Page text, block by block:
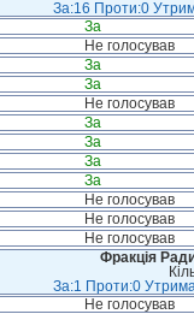
За:16 Проти:0
За
Не голосував
За
За
Не голосував
За
За
За
За
Не голосував
Не голосував
Не голосував
Фракція
За:1 Проти:0
Не голосував